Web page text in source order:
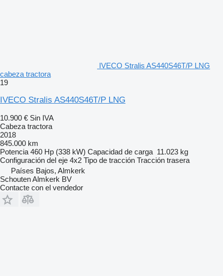
IVECO Stralis AS440S46T/P LNG
cabeza tractora
19
IVECO Stralis AS440S46T/P LNG
10.900 € Sin IVA
Cabeza tractora
2018
845.000 km
Potencia 460 Hp (338 kW) Capacidad de carga 11.023 kg
Configuración del eje 4x2 Tipo de tracción Tracción trasera
Países Bajos, Almkerk
Schouten Almkerk BV
Contacte con el vendedor